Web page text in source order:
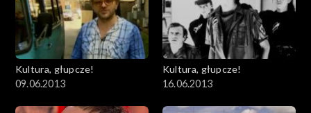
Kultura, głupcze!
09.06.2013
Kultura, głupcze!
16.06.2013